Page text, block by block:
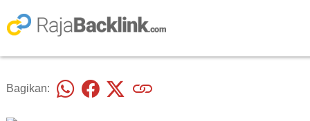
Bagikan: